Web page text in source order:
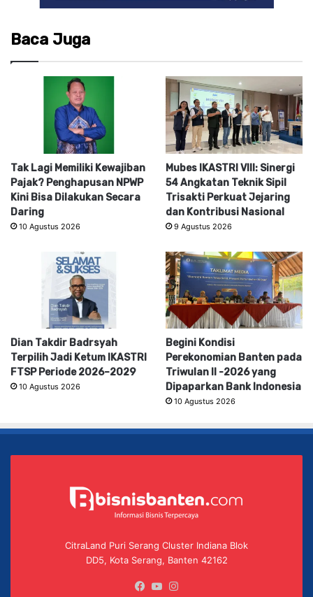
Baca Juga
Tak Lagi Memiliki Kewajiban
Pajak? Penghapusan NPWP
Kini Bisa Dilakukan Secara
Daring
10 Agustus 2026
Mubes IKASTRI VIII: Sinergi
54 Angkatan Teknik Sipil
Trisakti Perkuat Jejaring
dan Kontribusi Nasional
9 Agustus 2026
Dian Takdir Badrsyah
Terpilih Jadi Ketum IKASTRI
FTSP Periode 2026–2029
10 Agustus 2026
Begini Kondisi
Perekonomian Banten pada
Triwulan II -2026 yang
Dipaparkan Bank Indonesia
10 Agustus 2026
CitraLand Puri Serang Cluster Indiana Blok
DD5, Kota Serang, Banten 42162
Facebook
YouTube